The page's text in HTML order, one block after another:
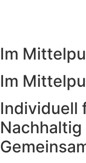
Im
Im
Individuell